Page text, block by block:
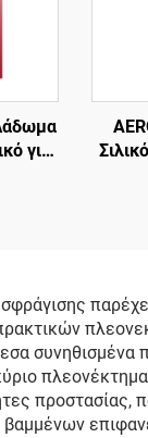
για
συνηθισμένα
πλεονέκτημα
προστασίας,